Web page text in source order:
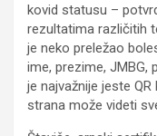
kovid statusu –
rezultatima različitih
je neko preležao
ime, prezime,
je najvažnije jeste
strana može videti